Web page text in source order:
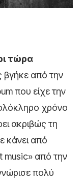
τώρα
βγήκε από την
που είχε την
χρόνο
ακριβώς τη
κάνει από
music» από την
πολύ